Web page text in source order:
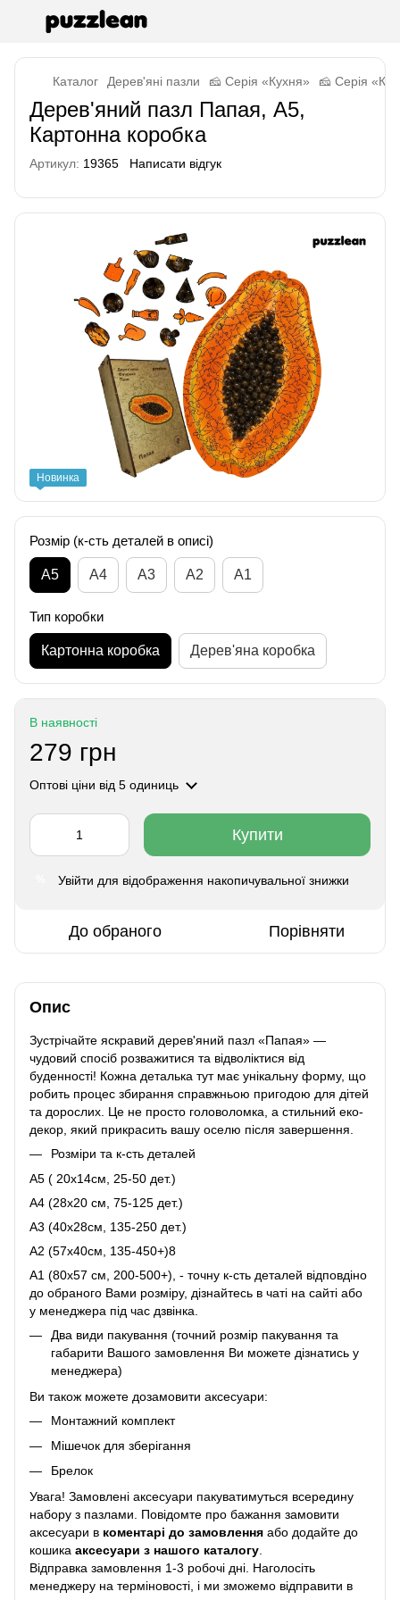
Каталог Дерев'яні пазли 🧀 Серія «Кухня» 🧀 Серія
Дерев'яний пазл Папая, А5,
Картонна коробка
Артикул: 19365 Написати відгук
Новинка
Розмір (к-сть деталей в описі)
А5 А4 A3 A2 A1
Тип коробки
Картонна коробка Дерев'яна коробка
В наявності
279 грн
Оптові ціни від 5 одиниць
Купити
Увійти для відображення накопичувальної знижки
До обраного Порівняти
Опис
Зустрічайте яскравий дерев'яний пазл «Папая» —
чудовий спосіб розважитися та відволіктися від
буденності! Кожна деталька тут має унікальну форму, що
робить процес збирання справжньою пригодою для дітей
та дорослих. Це не просто головоломка, а стильний еко-
декор, який прикрасить вашу оселю після завершення.
Розміри та к-сть деталей
A5 ( 20х14см, 25-50 дет.)
A4 (28х20 см, 75-125 дет.)
A3 (40х28см, 135-250 дет.)
A2 (57х40см, 135-450+)8
A1 (80х57 см, 200-500+), - точну к-сть деталей відповдіно
до обраного Вами розміру, дізнайтесь в чаті на сайті або
у менеджера під час дзвінка.
Два види пакування (точний розмір пакування та
габарити Вашого замовлення Ви можете дізнатись у
менеджера)
Ви також можете дозамовити аксесуари:
Монтажний комплект
Мішечок для зберігання
Брелок
Увага! Замовлені аксесуари пакуватимуться всередину
набору з пазлами. Повідомте про бажання замовити
аксесуари в коментарі до замовлення або додайте до
кошика аксесуари з нашого каталогу
Відправка замовлення 1-3 робочі дні. Наголосіть
менеджеру на терміновості, і ми зможемо відправити в